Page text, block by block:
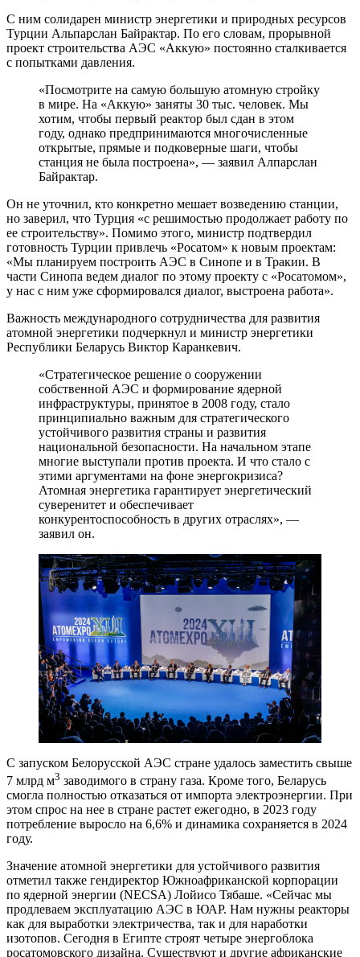
С ним солидарен министр энергетики и природных ресурсов
Турции Альпарслан Байрактар. По его словам, прорывной
проект строительства АЭС «Аккую» постоянно сталкивается
с попытками давления.
«Посмотрите на самую большую атомную стройку
в мире. На «Аккую» заняты 30 тыс. человек. Мы
хотим, чтобы первый реактор был сдан в этом
году, однако предпринимаются многочисленные
открытые, прямые и подковерные шаги, чтобы
станция не была построена», — заявил Алпарслан
Байрактар.
Он не уточнил, кто конкретно мешает возведению станции,
но заверил, что Турция «с решимостью продолжает работу по
ее строительству». Помимо этого, министр подтвердил
готовность Турции привлечь «Росатом» к новым проектам:
«Мы планируем построить АЭС в Синопе и в Тракии. В
части Синопа ведем диалог по этому проекту с «Росатомом»,
у нас с ним уже сформировался диалог, выстроена работа».
Важность международного сотрудничества для развития
атомной энергетики подчеркнул и министр энергетики
Республики Беларусь Виктор Каранкевич.
«Стратегическое решение о сооружении
собственной АЭС и формирование ядерной
инфраструктуры, принятое в 2008 году, стало
принципиально важным для стратегического
устойчивого развития страны и развития
национальной безопасности. На начальном этапе
многие выступали против проекта. И что стало с
этими аргументами на фоне энергокризиса?
Атомная энергетика гарантирует энергетический
суверенитет и обеспечивает
конкурентоспособность в других отраслях», —
заявил он.
С запуском Белорусской АЭС стране удалось заместить свыше
7 млрд м3 заводимого в страну газа. Кроме того, Беларусь
смогла полностью отказаться от импорта электроэнергии. При
этом спрос на нее в стране растет ежегодно, в 2023 году
потребление выросло на 6,6% и динамика сохраняется в 2024
году.
Значение атомной энергетики для устойчивого развития
отметил также гендиректор Южноафриканской корпорации
по ядерной энергии (NECSA) Лойисо Тябаше. «Сейчас мы
продлеваем эксплуатацию АЭС в ЮАР. Нам нужны реакторы
как для выработки электричества, так и для наработки
изотопов. Сегодня в Египте строят четыре энергоблока
росатомовского дизайна. Существуют и другие африканские